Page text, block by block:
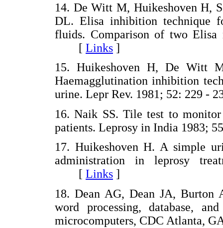
14. De Witt M, Huikeshoven H,
DL. Elisa inhibition technique
fluids. Comparison of two
[ Links ]
15. Huikeshoven H, De Witt
Haemagglutination inhibition
urine. Lepr Rev. 1981; 52:
16. Naik SS. Tile test to
patients. Leprosy in India
17. Huikeshoven H. A simple
administration in leprosy
[ Links ]
18. Dean AG, Dean JA,
word processing, database,
microcomputers, CDC